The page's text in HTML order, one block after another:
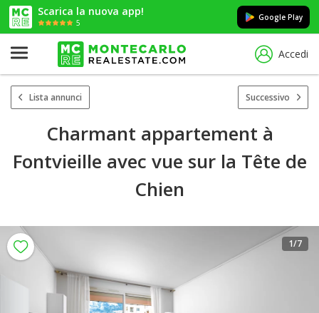
Scarica la nuova app!
5
Google Play
Accedi
Lista annunci Successivo
Charmant appartement à
Fontvieille avec vue sur la Tête de
Chien
1/7